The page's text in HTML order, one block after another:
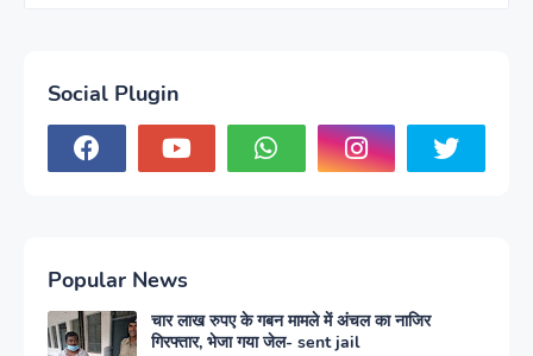
Social Plugin
Popular News
चार लाख रुपए के गबन मामले में अंचल का नाजिर
गिरफ्तार, भेजा गया जेल- sent jail